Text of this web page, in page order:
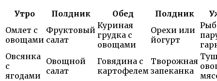
Утро
Полдник Обед Полдник
Омлет с
овощами
Фруктовый
салат
Куриная
грудка с
овощами
Орехи или
йогурт
Овсянка
с
ягодами
Овощной
салат
Говядина с
картофелем
Творожная
запеканка